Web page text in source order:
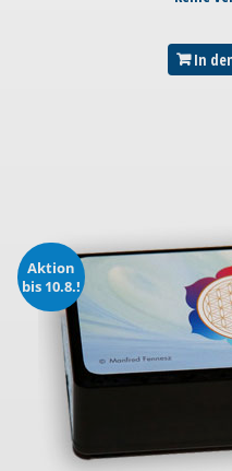
In
Aktion
bis 10.8.!